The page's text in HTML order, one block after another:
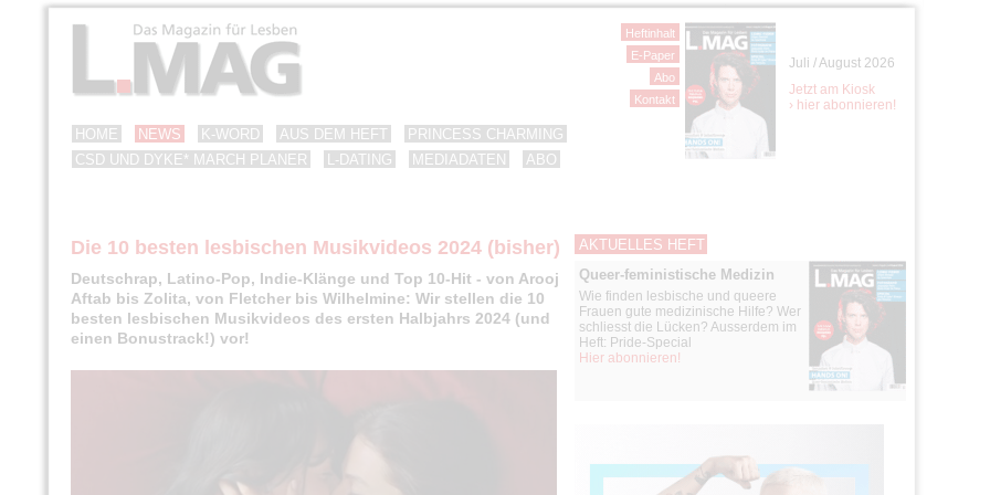
HOME NEWS K-WORD AUS DEM HEFT
PRINCESS CHARMING
CSD UND DYKE* MARCH PLANER
L-DATING MEDIADATEN ABO
Die 10 besten lesbischen Musikvideos 2024 (bisher)
Deutschrap, Latino-Pop, Indie-Klänge und Top 10-Hit - von Arooj
Aftab bis Zolita, von Fletcher bis Wilhelmine: Wir stellen die 10
besten lesbischen Musikvideos des ersten Halbjahrs 2024 (und
einen Bonustrack!) vor!
AKTUELLES HEFT
Queer-feministische Medizin
Wie finden lesbische und queere
Frauen gute medizinische Hilfe? Wer
schliesst die Lücken? Ausserdem im
Heft: Pride-Special
Hier abonnieren!
Heftinhalt
E-Paper
Abo
Kontakt
Juli / August 2026
Jetzt am Kiosk
› hier abonnieren!